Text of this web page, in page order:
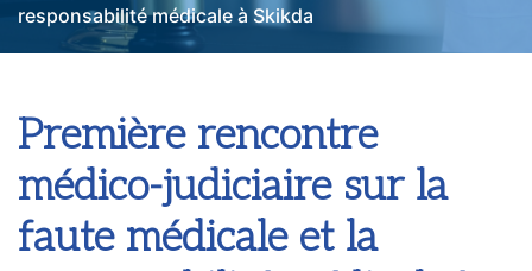
responsabilité médicale à Skikda
Première rencontre
médico-judiciaire sur la
faute médicale et la